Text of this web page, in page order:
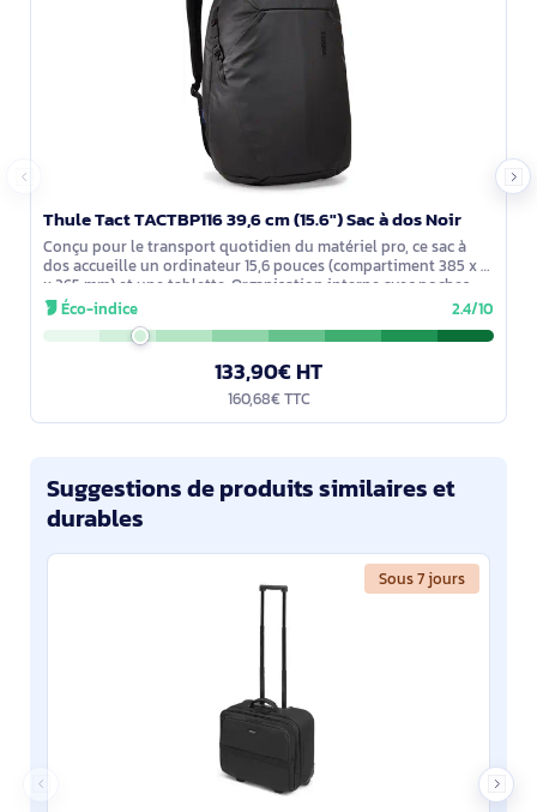
Thule Tact TACTBP116 39,6 cm (15.6") Sac à dos Noir
Conçu pour le transport quotidien du matériel pro, ce sac à
dos accueille un ordinateur 15,6 pouces (compartiment 385 x 31
x 265 mm) et une tablette. Organisation interne avec poches
téléphone et
Éco-indice 2.4/10
133,90€ HT
160,68€ TTC
Suggestions de produits similaires et
durables
Sous 7 jours